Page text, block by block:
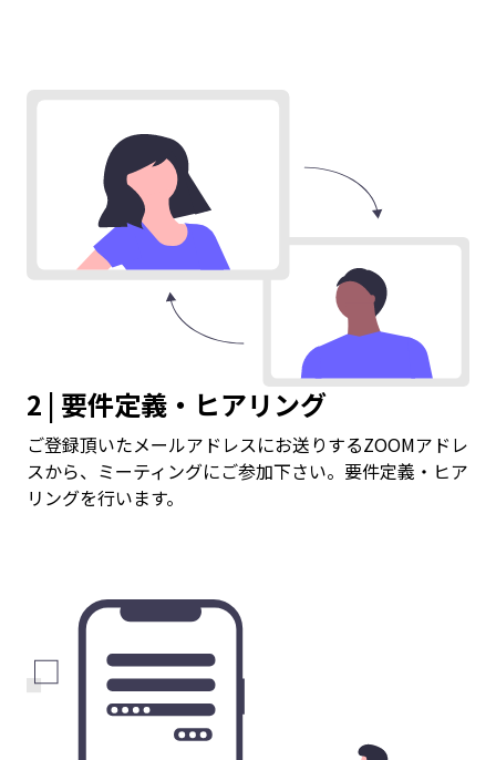
2 | 要件定義・ヒアリング
ご登録頂いたメールアドレスにお送りするZOOMアドレ
スから、ミーティングにご参加下さい。要件定義・ヒア
リングを行います。